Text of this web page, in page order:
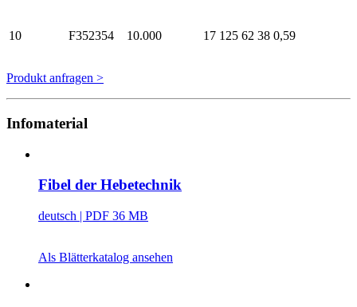
10 F352354 10.000 17 125 62 38 0,59
Produkt anfragen >
Infomaterial
Fibel der Hebetechnik
deutsch | PDF 36 MB
Als Blätterkatalog ansehen